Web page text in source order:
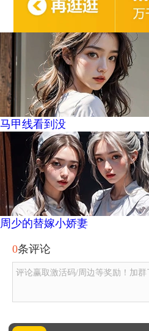
马甲线看到没
周少的替嫁小娇妻
0条评论
评论赢取激活码/周边等奖励！加群